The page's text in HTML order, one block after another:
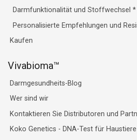
Darmfunktionalität und Stoffwechsel*
Personalisierte Empfehlungen und
Kaufen
Vivabioma™
Darmgesundheits-Blog
Wer sind wir
Kontaktieren Sie Distributoren und
Koko Genetics - DNA-Test für Haustiere